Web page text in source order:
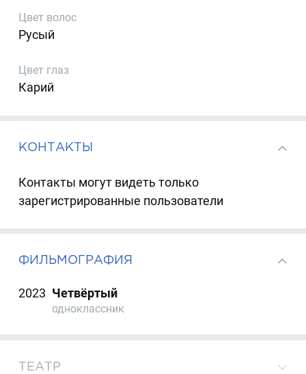
Цвет волос
Русый
Цвет глаз
Карий
КОНТАКТЫ
Контакты могут видеть только
зарегистрированные пользователи
ФИЛЬМОГРАФИЯ
2023 Четвёртый
одноклассник
ТЕАТР